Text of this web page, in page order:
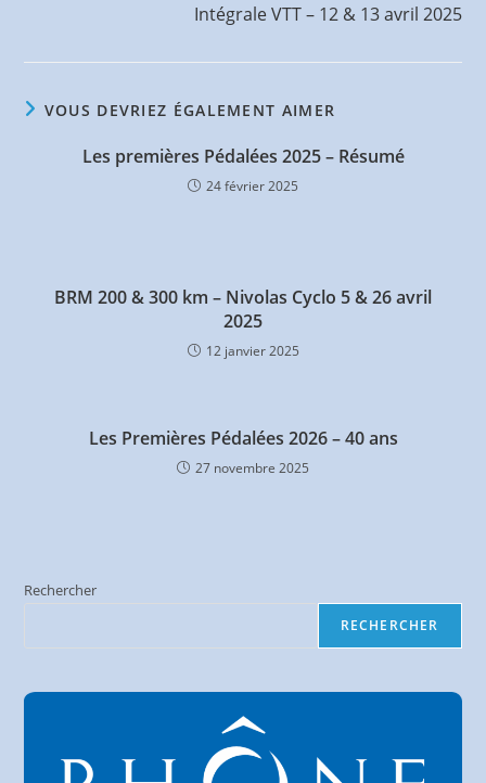
Intégrale VTT – 12 & 13 avril 2025
VOUS DEVRIEZ ÉGALEMENT AIMER
Les premières Pédalées 2025 – Résumé
24 février 2025
BRM 200 & 300 km – Nivolas Cyclo 5 & 26 avril
2025
12 janvier 2025
Les Premières Pédalées 2026 – 40 ans
27 novembre 2025
Rechercher
RECHERCHER